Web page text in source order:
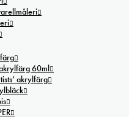
60ml
akrylfärg